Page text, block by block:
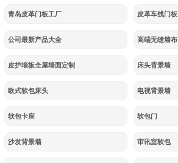
青岛皮革门板工厂 皮革车线门板
公司最新产品大全 高端无缝墙布
皮护墙板全屋墙面定制 床头背景墙
欧式软包床头 电视背景墙
软包卡座 软包门
沙发背景墙 审讯室软包